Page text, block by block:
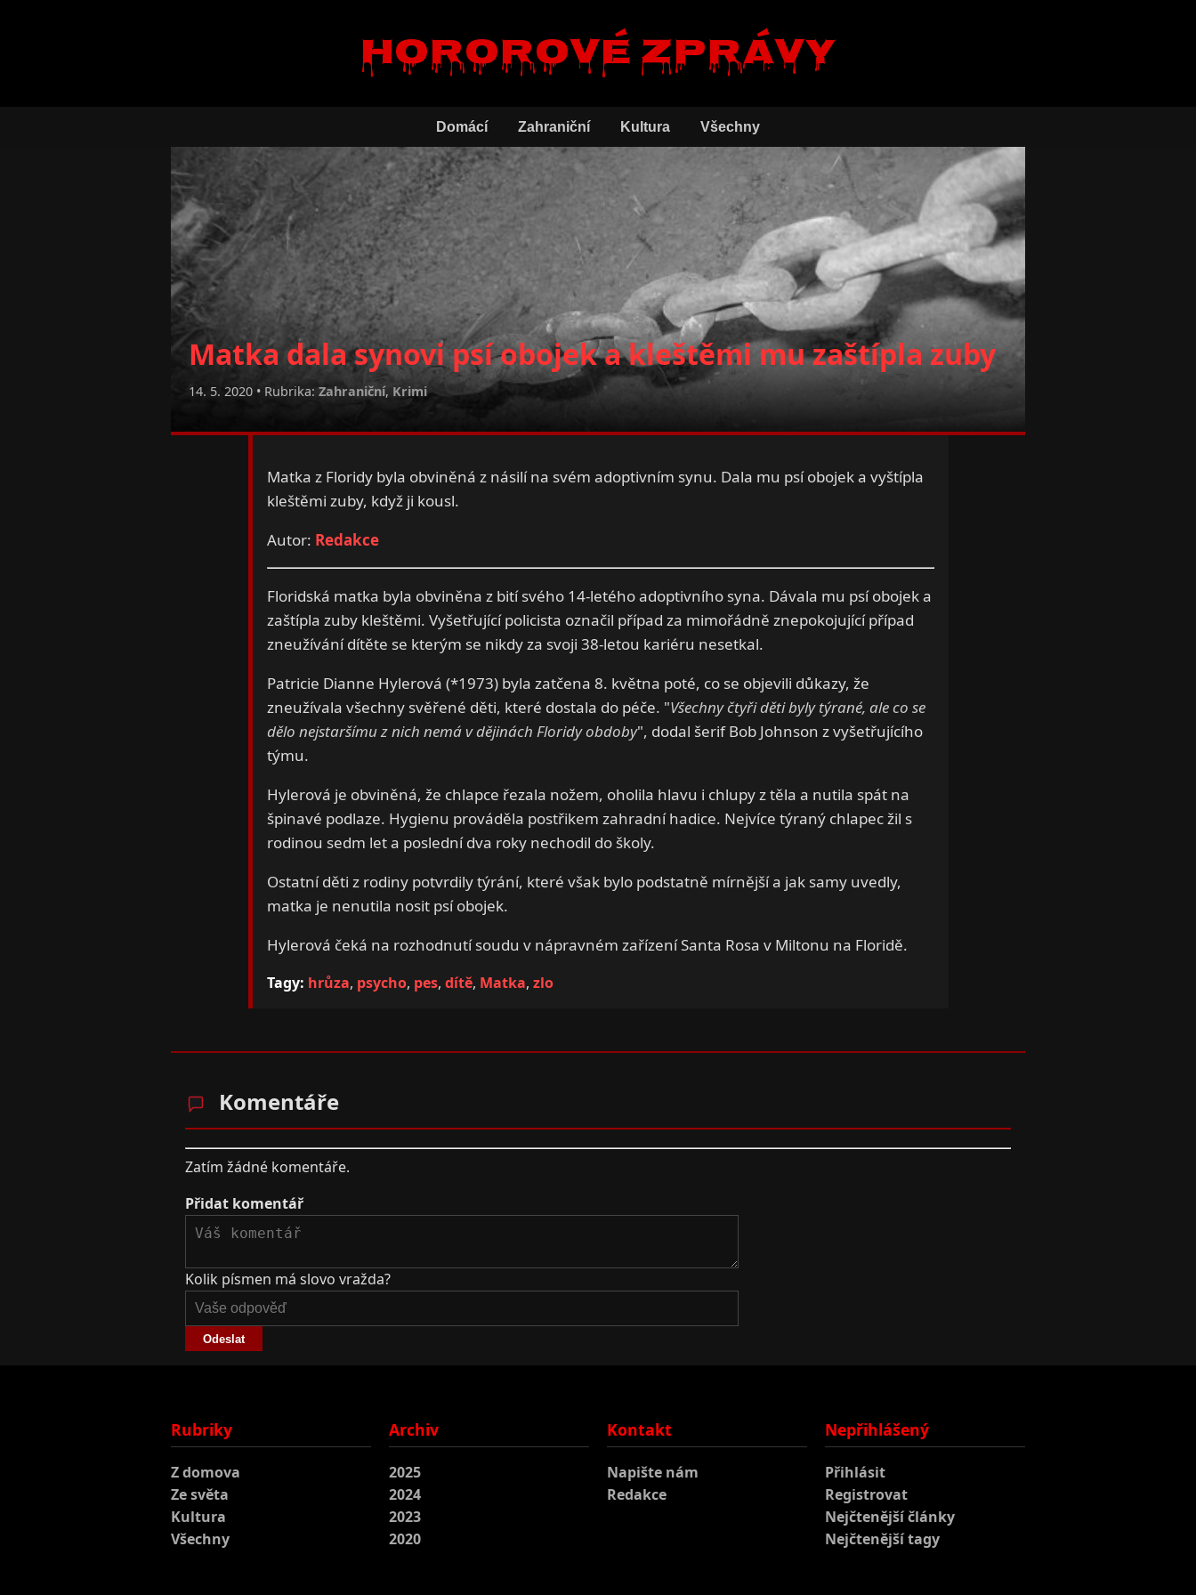
Hororové zprávy
Domácí Zahraniční Kultura Všechny
Matka dala synovi psí obojek a kleštěmi mu zaštípla zuby
14. 5. 2020 • Rubrika: Zahraniční, Krimi
Matka z Floridy byla obviněná z násilí na svém adoptivním synu. Dala mu psí obojek a vyštípla
kleštěmi zuby, když ji kousl.
Autor: Redakce
Floridská matka byla obviněna z bití svého 14-letého adoptivního syna. Dávala mu psí obojek a
zaštípla zuby kleštěmi. Vyšetřující policista označil případ za mimořádně znepokojující případ
zneužívání dítěte se kterým se nikdy za svoji 38-letou kariéru nesetkal.
Patricie Dianne Hylerová (*1973) byla zatčena 8. května poté, co se objevili důkazy, že
zneužívala všechny svěřené děti, které dostala do péče. "Všechny čtyři děti byly týrané, ale co se
dělo nejstaršímu z nich nemá v dějinách Floridy obdoby", dodal šerif Bob Johnson z vyšetřujícího
týmu.
Hylerová je obviněná, že chlapce řezala nožem, oholila hlavu i chlupy z těla a nutila spát na
špinavé podlaze. Hygienu prováděla postřikem zahradní hadice. Nejvíce týraný chlapec žil s
rodinou sedm let a poslední dva roky nechodil do školy.
Ostatní děti z rodiny potvrdily týrání, které však bylo podstatně mírnější a jak samy uvedly,
matka je nenutila nosit psí obojek.
Hylerová čeká na rozhodnutí soudu v nápravném zařízení Santa Rosa v Miltonu na Floridě.
Tagy: hrůza, psycho, pes, dítě, Matka, zlo
Komentáře
Zatím žádné komentáře.
Přidat komentář
Kolik písmen má slovo vražda?
Odeslat
Rubriky
Z domova
Ze světa
Kultura
Všechny
Archiv
2025
2024
2023
2020
Kontakt
Napište nám
Redakce
Nepřihlášený
Přihlásit
Registrovat
Nejčtenější články
Nejčtenější tagy